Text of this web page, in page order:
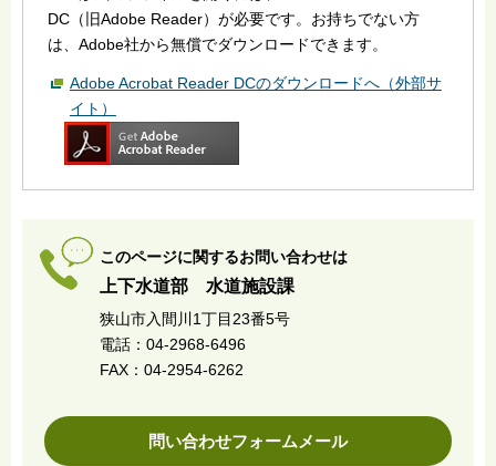
DC（旧Adobe Reader）が必要です。お持ちでない方
は、Adobe社から無償でダウンロードできます。
Adobe Acrobat Reader DCのダウンロードへ（外部サ
イト）
このページに関するお問い合わせは
上下水道部 水道施設課
狭山市入間川1丁目23番5号
電話：04-2968-6496
FAX：04-2954-6262
問い合わせフォームメール